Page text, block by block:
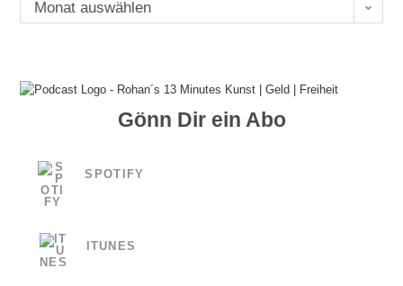
Monat auswählen
Gönn Dir ein Abo
SPOTIFY
ITUNES